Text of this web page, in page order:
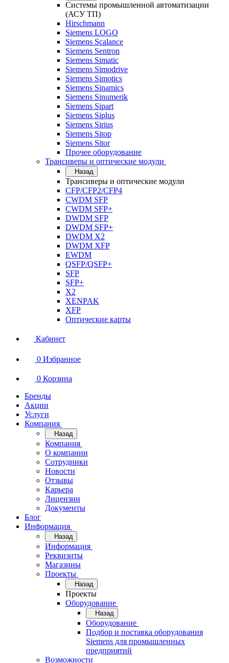
Системы промышленной автоматизации
(АСУ ТП)
Hirschmann
Siemens LOGO
Siemens Scalance
Siemens Sentron
Siemens Simatic
Siemens Simodrive
Siemens Simotics
Siemens Sinamics
Siemens Sinumerik
Siemens Sipart
Siemens Siplus
Siemens Sirius
Siemens Sitop
Siemens Sitor
Прочее оборудование
Трансиверы и оптические модули
Назад
Трансиверы и оптические модули
CFP/CFP2/CFP4
CWDM SFP
CWDM SFP+
DWDM SFP
DWDM SFP+
DWDM X2
DWDM XFP
EWDM
QSFP/QSFP+
SFP
SFP+
X2
XENPAK
XFP
Оптические карты
Кабинет
0 Избранное
0 Корзина
Бренды
Акции
Услуги
Компания
Назад
Компания
О компании
Сотрудники
Новости
Отзывы
Карьера
Лицензии
Документы
Блог
Информация
Назад
Информация
Реквизиты
Магазины
Проекты
Назад
Проекты
Оборудование
Назад
Оборудование
Подбор и поставка оборудования
Siemens для промышленных
предприятий
Возможности